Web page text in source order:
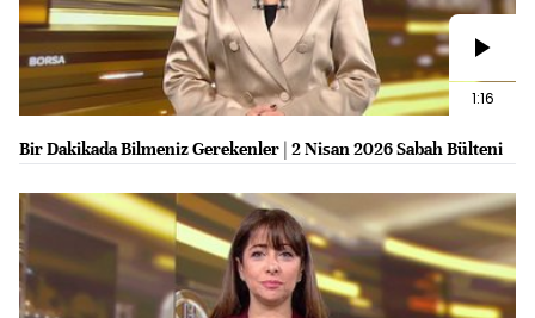
1:16
Bir Dakikada Bilmeniz Gerekenler | 2 Nisan 2026 Sabah Bülteni